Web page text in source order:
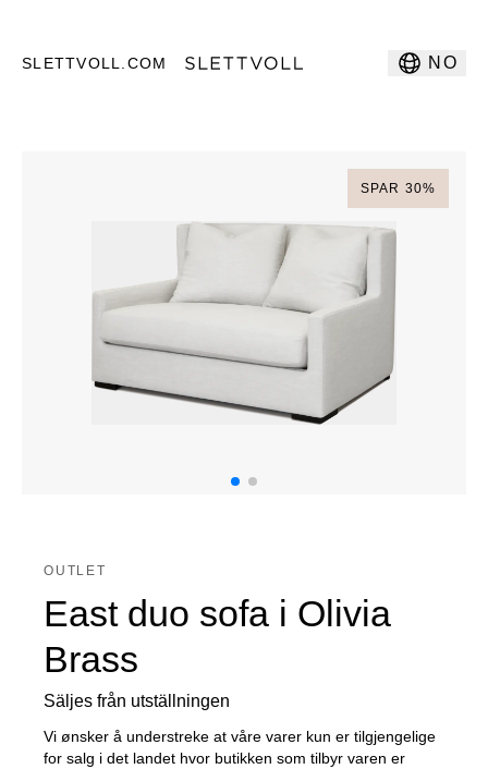
SLETTVOLL.COM NO
SPAR 30%
OUTLET
East duo sofa i Olivia
Brass
Säljes från utställningen
Vi ønsker å understreke at våre varer kun er tilgjengelige
for salg i det landet hvor butikken som tilbyr varen er